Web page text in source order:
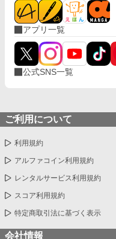
アプリ一覧
公式SNS一覧
ご利用について
利用規約
アルファコイン利用規約
レンタルサービス利用規約
スコア利用規約
特定商取引法に基づく表示
会社情報